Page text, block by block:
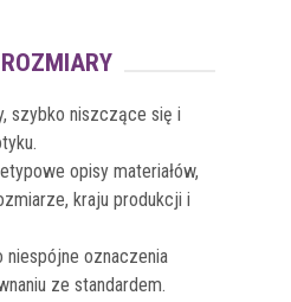
szybko niszczące się i
opisy materiałów,
kraju produkcji i
niespójne oznaczenia
ze standardem.